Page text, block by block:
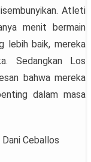
Atleti
menit bermain
lebih baik, mereka
Sedangkan Los
bahwa mereka
dalam masa
Ceballos